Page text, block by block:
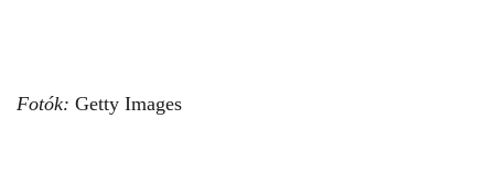
Fotók: Getty Images